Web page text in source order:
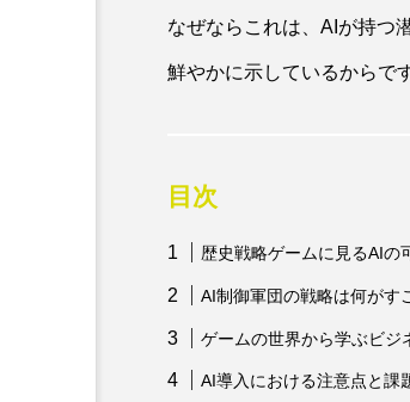
なぜならこれは、AIが持つ
鮮やかに示しているからです
目次
歴史戦略ゲームに見るAIの
AI制御軍団の戦略は何がす
ゲームの世界から学ぶビジ
AI導入における注意点と課